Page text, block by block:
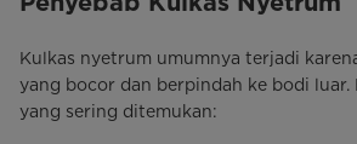
Kulkas nyetrum umumnya terjadi
yang bocor dan berpindah ke bodi luar.
yang sering ditemukan: